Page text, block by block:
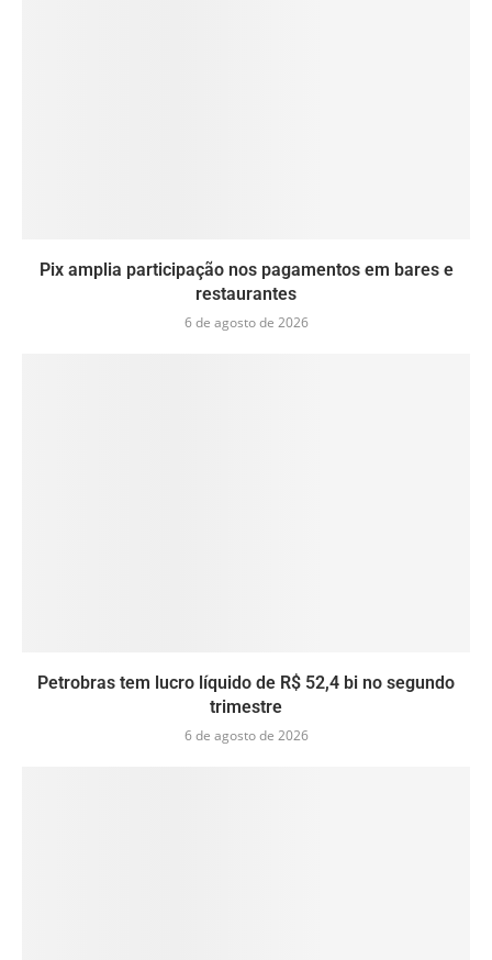
Pix amplia participação nos pagamentos em bares e
restaurantes
6 de agosto de 2026
Petrobras tem lucro líquido de R$ 52,4 bi no segundo
trimestre
6 de agosto de 2026